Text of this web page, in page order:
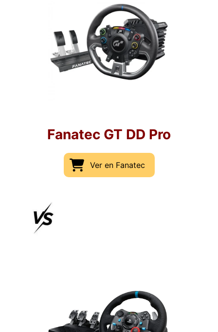
Fanatec GT DD Pro
Ver en Fanatec